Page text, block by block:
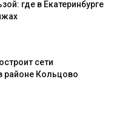
где в Екатеринбурге
сети
районе Кольцово